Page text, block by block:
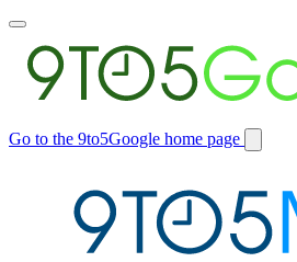
Toggle
main
menu
Go to the 9to5Google home page
Switch